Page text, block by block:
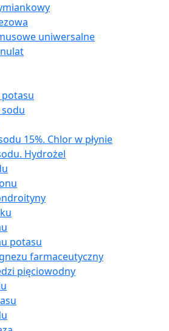
uniwersalne
15%. Chlor w płynie
Hydrożel
potasu
farmaceutyczny
pięciowodny